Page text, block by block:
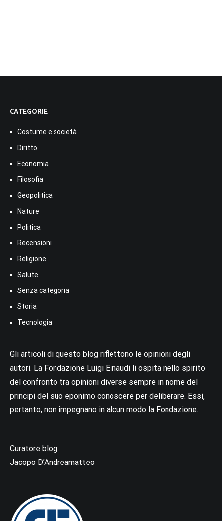
CATEGORIE
Costume e società
Diritto
Economia
Filosofia
Geopolitica
Nature
Politica
Recensioni
Religione
Salute
Senza categoria
Storia
Tecnologia
Gli articoli di questo blog riflettono le opinioni degli
autori. La Fondazione Luigi Einaudi li ospita nello spirito
del confronto tra opinioni diverse sempre in nome del
principi del suo eponimo conoscere per deliberare. Essi,
pertanto, non impegnano in alcun modo la Fondazione.
Curatore blog:
Jacopo D’Andreamatteo